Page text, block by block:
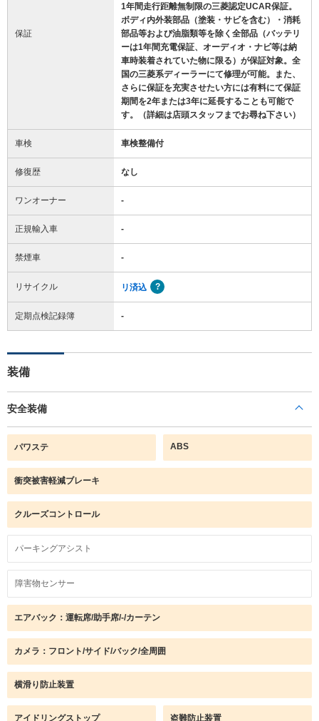
保証
1年間走行距離無制限の三菱認定UCAR保証。
ボディ内外装部品（塗装・サビを含む）・消耗
部品等および油脂類等を除く全部品（バッテリ
ーは1年間充電保証、オーディオ・ナビ等は納
車時装着されていた物に限る）が保証対象。全
国の三菱系ディーラーにて修理が可能。また、
さらに保証を充実させたい方には有料にて保証
期間を2年または3年に延長することも可能で
す。（詳細は店頭スタッフまでお尋ね下さい）
車検 車検整備付
修復歴 なし
ワンオーナー -
正規輸入車 -
禁煙車 -
リサイクル リ済込
定期点検記録簿 -
装備
安全装備
パワステ ABS
衝突被害軽減ブレーキ
クルーズコントロール
パーキングアシスト
障害物センサー
エアバック：運転席/助手席/-/カーテン
カメラ：フロント/サイド/バック/全周囲
横滑り防止装置
アイドリングストップ 盗難防止装置